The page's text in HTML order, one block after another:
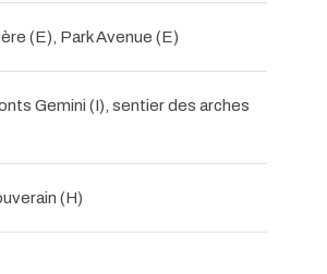
(E), Park Avenue (E)
Gemini (I), sentier des arches
(H)